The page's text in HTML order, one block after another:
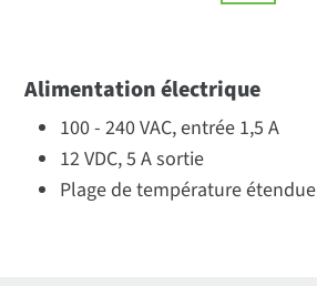
Alimentation électrique
100 - 240 VAC, entrée 1,5 A
12 VDC, 5 A sortie
Plage de température étendue